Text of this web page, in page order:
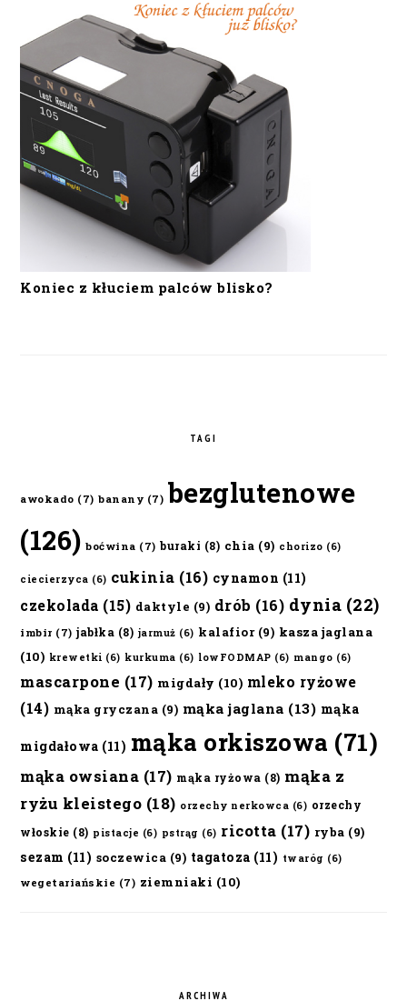
Koniec z kłuciem palców blisko?
TAGI
awokado (7) banany (7) bezglutenowe
(126) boćwina (7) buraki (8) chia (9) chorizo (6)
ciecierzyca (6) cukinia (16) cynamon (11)
czekolada (15) daktyle (9) drób (16) dynia (22)
imbir (7) jabłka (8) jarmuż (6) kalafior(9) kasza jaglana
(10) krewetki (6) kurkuma (6) lowFODMAP (6) mango (6)
mascarpone (17) migdały (10) mleko ryżowe
(14) mąka gryczana (9) mąka jaglana (13) mąka
migdałowa (11) mąka orkiszowa (71)
mąka owsiana (17) mąka ryżowa (8) mąka z
ryżu kleistego (18) orzechy nerkowca (6) orzechy
włoskie (8) pistacje (6) pstrąg (6) ricotta (17) ryba (9)
sezam (11) soczewica (9) tagatoza (11) twaróg (6)
wegetariańskie (7) ziemniaki (10)
ARCHIWA